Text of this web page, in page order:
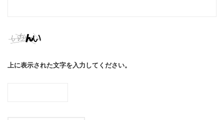
上に表示された文字を入力してください。